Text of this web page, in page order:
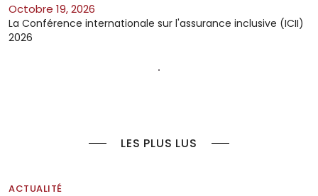
octobre 19, 2026
La Conférence internationale sur l'assurance inclusive (ICII)
2026
LES PLUS LUS
ACTUALITÉ